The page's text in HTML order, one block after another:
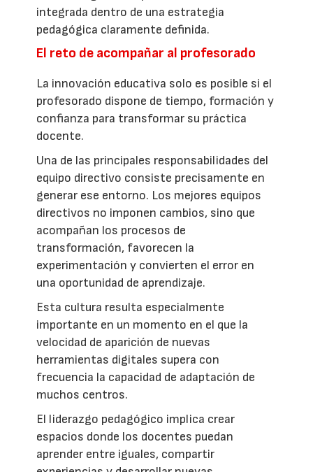
integrada dentro de una estrategia
pedagógica claramente definida.
El reto de acompañar al profesorado
La innovación educativa solo es posible si el
profesorado dispone de tiempo, formación y
confianza para transformar su práctica
docente.
Una de las principales responsabilidades del
equipo directivo consiste precisamente en
generar ese entorno. Los mejores equipos
directivos no imponen cambios, sino que
acompañan los procesos de
transformación, favorecen la
experimentación y convierten el error en
una oportunidad de aprendizaje.
Esta cultura resulta especialmente
importante en un momento en el que la
velocidad de aparición de nuevas
herramientas digitales supera con
frecuencia la capacidad de adaptación de
muchos centros.
El liderazgo pedagógico implica crear
espacios donde los docentes puedan
aprender entre iguales, compartir